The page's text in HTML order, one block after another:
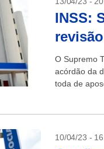
INSS:
O Supremo
acórdão da
toda de
10/04/23 -